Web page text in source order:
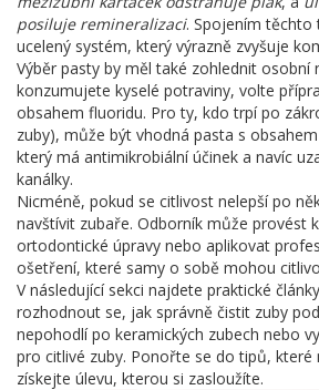
posiluje remineralizaci. Spojením těchto
ucelený systém, který výrazně zvyšuje
Výběr pasty by měl také zohlednit osobní
konzumujete kyselé potraviny, volte
obsahem fluoridu. Pro ty, kdo trpí po
zuby), může být vhodná pasta s
který má antimikrobiální účinek a navíc
kanálky.
Nicméně, pokud se citlivost nelepší po
navštívit zubaře. Odborník může provést
ortodontické úpravy nebo aplikovat
ošetření, které samy o sobě mohou
V následující sekci najdete praktické
rozhodnout se, jak správně čistit zuby
nepohodlí po keramických zubech nebo
pro citlivé zuby. Ponořte se do tipů,
získejte úlevu, kterou si zasloužíte.